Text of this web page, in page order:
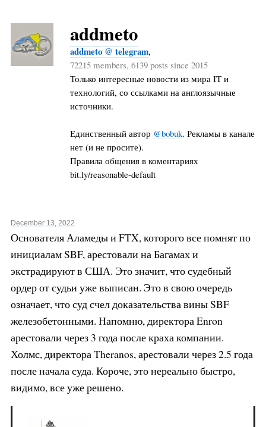
addmeto
addmeto @ telegram,
72215 members, 6139 posts since 2015
Только интересные новости из мира IT и
технологий, со ссылками на англоязычные
источники.
Единственный автор @bobuk. Рекламы в канале
нет (и не просите).
Правила общения в коментариях
bit.ly/reasonable-default
December 13, 2022
Основателя Аламеды и FTX, которого все помнят по
инициалам SBF, арестовали на Багамах и
экстрадируют в США. Это значит, что судебный
ордер от судьи уже выписан. Это в свою очередь
означает, что суд счел доказательства вины SBF
железобетонными. Напомню, директора Enron
арестовали через 3 года после краха компании.
Холмс, директора Theranos, арестовали через 2.5 года
после начала суда. Короче, это нереально быстро,
видимо, все уже решено.